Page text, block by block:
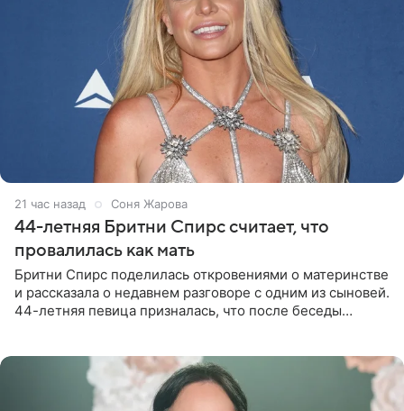
21 час назад Соня Жарова
44-летняя Бритни Спирс считает, что
провалилась как мать
Бритни Спирс поделилась откровениями о материнстве
и рассказала о недавнем разговоре с одним из сыновей.
44-летняя певица призналась, что после беседы